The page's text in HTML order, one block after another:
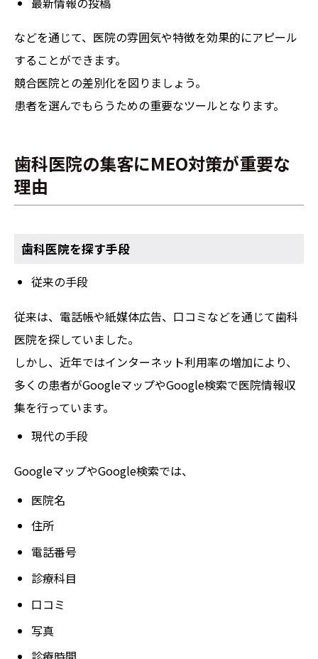
などを通じて、医院の雰囲気や特徴を効果的にアピール
することができます。
競合医院との差別化を図りましょう。
患者を選んでもらうための重要なツールとなります。
歯科医院の集客にMEO対策が重要な
理由
歯科医院を探す手段
従来の手段
従来は、電話帳や紙媒体広告、口コミなどを通じて歯科
医院を探していました。
しかし、近年ではインターネット利用率の増加により、
多くの患者がGoogleマップやGoogle検索で医院情報収
集を行っています。
現代の手段
GoogleマップやGoogle検索では、
医院名
住所
電話番号
診療科目
口コミ
写真